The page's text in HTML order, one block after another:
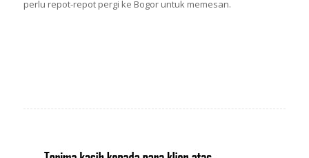
perlu repot-repot pergi ke Bogor untuk memesan.